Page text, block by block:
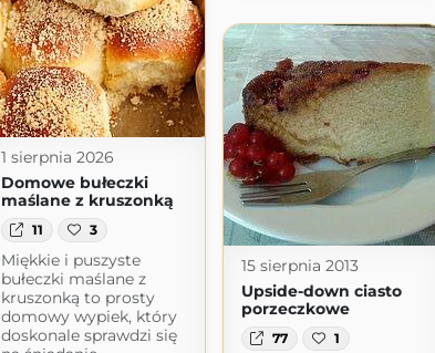
1 sierpnia 2026
Domowe bułeczki
maślane z kruszonką
11 3
Miękkie i puszyste
bułeczki maślane z
kruszonką to prosty
domowy wypiek, który
doskonale sprawdzi się
15 sierpnia 2013
Upside-down ciasto
porzeczkowe
77 1